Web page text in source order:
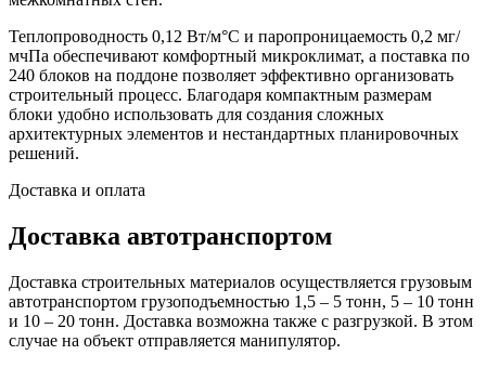
Теплопроводность 0,12 Вт/м°С и паропроницаемость 0,2 мг/
мчПа обеспечивают комфортный микроклимат, а поставка по
240 блоков на поддоне позволяет эффективно организовать
строительный процесс. Благодаря компактным размерам
блоки удобно использовать для создания сложных
архитектурных элементов и нестандартных планировочных
решений.
Доставка и оплата
Доставка автотранспортом
Доставка строительных материалов осуществляется грузовым
автотранспортом грузоподъемностью 1,5 – 5 тонн, 5 – 10 тонн
и 10 – 20 тонн. Доставка возможна также с разгрузкой. В этом
случае на объект отправляется манипулятор.